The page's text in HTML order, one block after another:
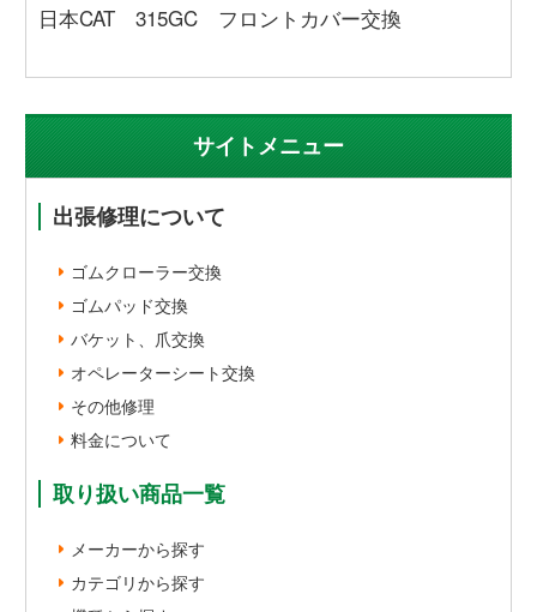
日本CAT 315GC フロントカバー交換
サイトメニュー
出張修理について
ゴムクローラー交換
ゴムパッド交換
バケット、爪交換
オペレーターシート交換
その他修理
料金について
取り扱い商品一覧
メーカーから探す
カテゴリから探す